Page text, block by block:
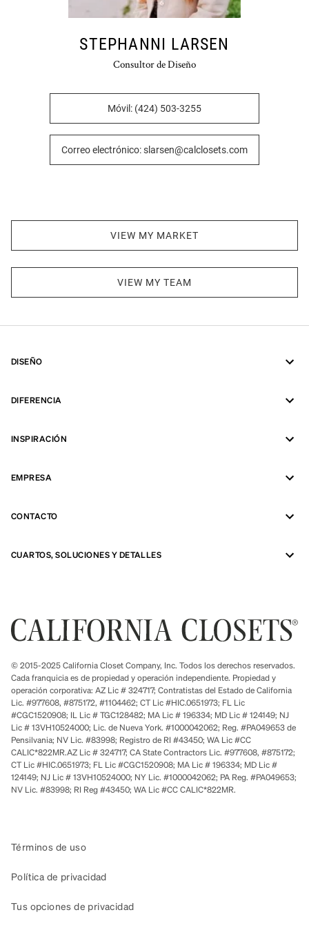
STEPHANNI LARSEN
Consultor de Diseño
Móvil: (424) 503-3255
Correo electrónico: slarsen@calclosets.com
VIEW MY MARKET
VIEW MY TEAM
DISEÑO
DIFERENCIA
INSPIRACIÓN
EMPRESA
CONTACTO
CUARTOS, SOLUCIONES Y DETALLES
© 2015-2025 California Closet Company, Inc. Todos los derechos reservados.
Cada franquicia es de propiedad y operación independiente. Propiedad y
operación corporativa: AZ Lic # 324717; Contratistas del Estado de California
Lic. #977608, #875172, #1104462; CT Lic #HIC.0651973; FL Lic
#CGC1520908; IL Lic # TGC128482; MA Lic # 196334; MD Lic # 124149; NJ
Lic # 13VH10524000; Lic. de Nueva York. #1000042062; Reg. #PA049653 de
Pensilvania; NV Lic. #83998; Registro de RI #43450; WA Lic #CC
CALIC*822MR.AZ Lic # 324717; CA State Contractors Lic. #977608, #875172;
CT Lic #HIC.0651973; FL Lic #CGC1520908; MA Lic # 196334; MD Lic #
124149; NJ Lic # 13VH10524000; NY Lic. #1000042062; PA Reg. #PA049653;
NV Lic. #83998; RI Reg #43450; WA Lic #CC CALIC*822MR.
Términos de uso
Política de privacidad
Tus opciones de privacidad